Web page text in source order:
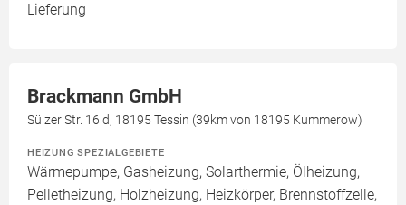
Lieferung
Brackmann GmbH
Sülzer Str. 16 d, 18195 Tessin (39km von 18195 Kummerow)
HEIZUNG SPEZIALGEBIETE
Wärmepumpe, Gasheizung, Solarthermie, Ölheizung,
Pelletheizung, Holzheizung, Heizkörper, Brennstoffzelle,